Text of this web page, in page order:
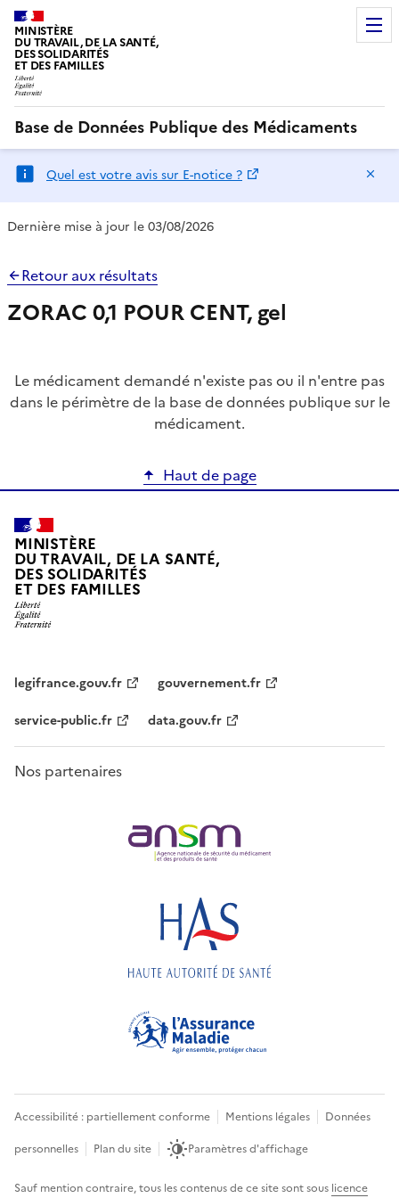
MINISTÈRE
DU TRAVAIL, DE LA SANTÉ,
DES SOLIDARITÉS
ET DES FAMILLES
Base de Données Publique des Médicaments
Quel est votre avis sur E-notice ?
Dernière mise à jour le 03/08/2026
Retour aux résultats
ZORAC 0,1 POUR CENT, gel
Le médicament demandé n'existe pas ou il n'entre pas
dans le périmètre de la base de données publique sur le
médicament.
Haut de page
MINISTÈRE
DU TRAVAIL, DE LA SANTÉ,
DES SOLIDARITÉS
ET DES FAMILLES
legifrance.gouv.fr
gouvernement.fr
service-public.fr
data.gouv.fr
Nos partenaires
Accessibilité : partiellement conforme Mentions légales
Données
personnelles
Plan du site Paramètres d'affichage
Sauf mention contraire, tous les contenus de ce site sont sous licence